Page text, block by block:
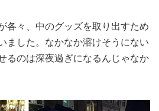
各々、中のグッズを取り出すため
ました。なかなか溶けそうにない
るのは深夜過ぎになるんじゃなか